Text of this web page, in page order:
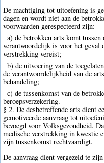
De machtiging tot uitoefening is
dagen en wordt niet aan de
voorwaarden gerespecteerd zijn:
a) de betrokken arts komt tussen
verantwoordelijk is voor het geval
verstrekking vereist;
b) de uitvoering van de
de verantwoordelijkheid van de
behandeling;
c) de tussenkomst van de
beroepsverzekering.
§ 2. De desbetreffende arts dient
gemotiveerde aanvraag tot
bevoegd voor Volksgezondheid.
medische verstrekking in kwestie
zijn tussenkomst rechtvaardigt.
De aanvraag dient vergezeld te